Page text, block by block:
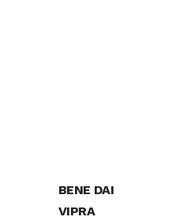
BENE DAI
VIPRA